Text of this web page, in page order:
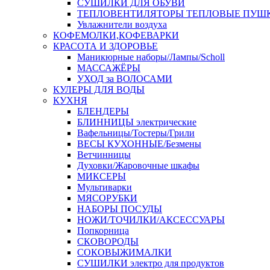
СУШИЛКИ ДЛЯ ОБУВИ
ТЕПЛОВЕНТИЛЯТОРЫ ТЕПЛОВЫЕ
Увлажнители воздуха
КОФЕМОЛКИ,КОФЕВАРКИ
КРАСОТА И ЗДОРОВЬЕ
Маникюрные наборы/Лампы/Scholl
МАССАЖЁРЫ
УХОД за ВОЛОСАМИ
КУЛЕРЫ ДЛЯ ВОДЫ
КУХНЯ
БЛЕНДЕРЫ
БЛИННИЦЫ электрические
Вафельницы/Тостеры/Грили
ВЕСЫ КУХОННЫЕ/Безмены
Ветчинницы
Духовки/Жаровочные шкафы
МИКСЕРЫ
Мультиварки
МЯСОРУБКИ
НАБОРЫ ПОСУДЫ
НОЖИ/ТОЧИЛКИ/АКСЕССУАРЫ
Попкорница
СКОВОРОДЫ
СОКОВЫЖИМАЛКИ
СУШИЛКИ электро для продуктов